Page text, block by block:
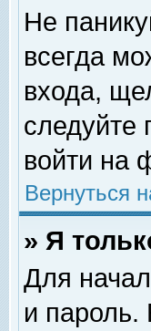
Не
всегда
входа,
следуйте
войти на
Вернуться
» Я
Для
и пароль.